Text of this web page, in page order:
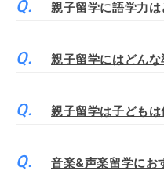
親子留学に語学力
親子留学にはどんな
親子留学は子ども
音楽&声楽留学にお